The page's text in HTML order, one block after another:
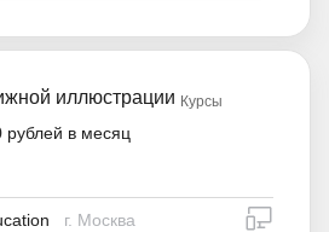
иллюстрации Курсы
рублей в месяц
г. Москва